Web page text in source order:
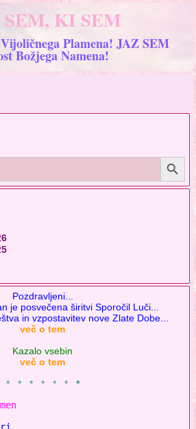
KI SEM
Plamena! JAZ SEM
Božjega Namena!
Search Button
Pozdravljeni...
je posvečena širitvi Sporočil Luči...
in vzpostavitev nove Zlate Dobe...
več o tem
Kazalo vsebin
več o tem
* * * * * *
*